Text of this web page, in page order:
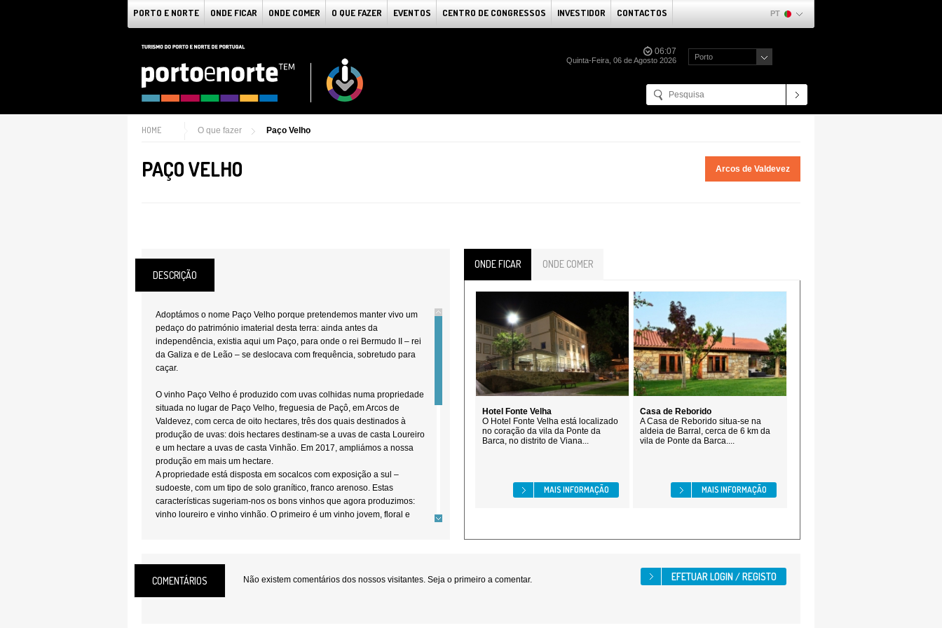
PORTO E NORTE ONDE FICAR ONDE COMER O QUE FAZER EVENTOS CENTRO DE CONGRESSOS INVESTIDOR CONTACTOS PT
06:07
Quinta-Feira, 06 de Agosto 2026 Porto
HOME O que fazer Paço Velho
PAÇO VELHO Arcos de Valdevez
DESCRIÇÃO
Adoptámos o nome Paço Velho porque pretendemos manter vivo um
pedaço do património imaterial desta terra: ainda antes da
independência, existia aqui um Paço, para onde o rei Bermudo II – rei
da Galiza e de Leão – se deslocava com frequência, sobretudo para
caçar.
O vinho Paço Velho é produzido com uvas colhidas numa propriedade
situada no lugar de Paço Velho, freguesia de Paçô, em Arcos de
Valdevez, com cerca de oito hectares, três dos quais destinados à
produção de uvas: dois hectares destinam-se a uvas de casta Loureiro
e um hectare a uvas de casta Vinhão. Em 2017, ampliámos a nossa
produção em mais um hectare.
A propriedade está disposta em socalcos com exposição a sul –
sudoeste, com um tipo de solo granítico, franco arenoso. Estas
características sugeriam-nos os bons vinhos que agora produzimos:
vinho loureiro e vinho vinhão. O primeiro é um vinho jovem, floral e
bem nesta sub-região e de modo, também, a preservar a saúde e o
ONDE FICAR ONDE COMER
Hotel Fonte Velha
O Hotel Fonte Velha está localizado
no coração da vila da Ponte da
Barca, no distrito de Viana...
MAIS INFORMAÇÃO
Casa de Reborido
A Casa de Reborido situa-se na
aldeia de Barral, cerca de 6 km da
vila de Ponte da Barca....
MAIS INFORMAÇÃO
COMENTÁRIOS Não existem comentários dos nossos visitantes. Seja o primeiro a comentar.